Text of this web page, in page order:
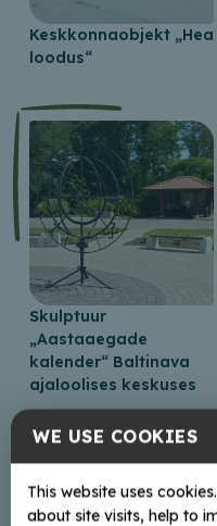
Keskkonnaobjekt „Hea
loodus“
Skulptuur
„Aastaaegade
kalender“ Baltinava
ajaloolises keskuses
WE USE COOKIES
This website uses
about site visits, help to